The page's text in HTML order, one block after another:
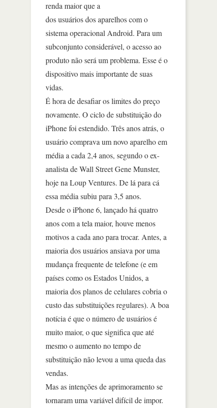
renda maior que a
dos usuários dos aparelhos com o
sistema operacional Android. Para um
subconjunto considerável, o acesso ao
produto não será um problema. Esse é o
dispositivo mais importante de suas
vidas.
É hora de desafiar os limites do preço
novamente. O ciclo de substituição do
iPhone foi estendido. Três anos atrás, o
usuário comprava um novo aparelho em
média a cada 2,4 anos, segundo o ex-
analista de Wall Street Gene Munster,
hoje na Loup Ventures. De lá para cá
essa média subiu para 3,5 anos.
Desde o iPhone 6, lançado há quatro
anos com a tela maior, houve menos
motivos a cada ano para trocar. Antes, a
maioria dos usuários ansiava por uma
mudança frequente de telefone (e em
países como os Estados Unidos, a
maioria dos planos de celulares cobria o
custo das substituições regulares). A boa
notícia é que o número de usuários é
muito maior, o que significa que até
mesmo o aumento no tempo de
substituição não levou a uma queda das
vendas.
Mas as intenções de aprimoramento se
tornaram uma variável difícil de impor.